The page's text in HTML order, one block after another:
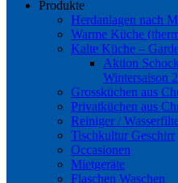
Produkte
Herdanlagen nach
Warme Küche
Kalte Küche –
Aktion
Wintersaison
Grossküchen aus
Privatküchen aus
Reiniger /
Tischkultur Geschirr
Occasionen
Mietgeräte
Flaschen Waschen